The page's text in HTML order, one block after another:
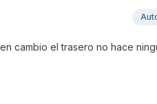
cambio el trasero no hace